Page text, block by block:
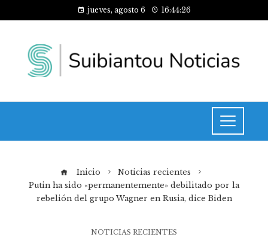
jueves, agosto 6 16:44:26
Inicio
Noticias recientes
Putin ha sido «permanentemente» debilitado por la
rebelión del grupo Wagner en Rusia, dice Biden
NOTICIAS RECIENTES